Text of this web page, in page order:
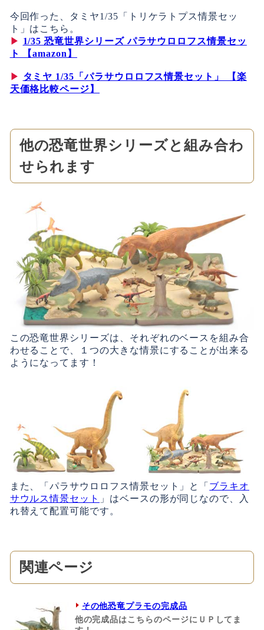
今回作った、タミヤ1/35「トリケラトプス情景セッ
ト」はこちら。
▶ 1/35 恐竜世界シリーズ パラサウロロフス情景セッ
ト 【amazon】
▶ タミヤ 1/35「パラサウロロフス情景セット」 【楽
天価格比較ページ】
他の恐竜世界シリーズと組み合わ
せられます
この恐竜世界シリーズは、それぞれのベースを組み合
わせることで、１つの大きな情景にすることが出来る
ようになってます！
また、「パラサウロロフス情景セット」と「 ブラキオ
サウルス情景セット 」はベースの形が同じなので、入
れ替えて配置可能です。
関連ページ
その他恐竜プラモの完成品
他の完成品はこちらのページにＵＰしてま